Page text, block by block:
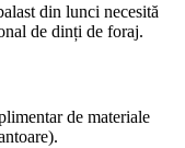
din lunci necesită
de dinți de foraj.
de materiale